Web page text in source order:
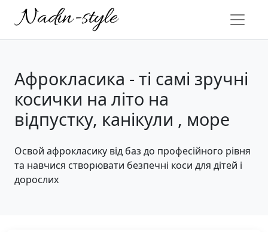
Афрокласика - ті самі зручні
косички на літо на
відпустку, канікули , море
Освой афрокласику від баз до професійного рівня
та навчися створювати безпечні коси для дітей і
дорослих